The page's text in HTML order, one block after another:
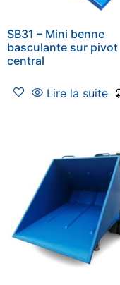
SB31 – Mini benne
basculante sur pivot
central
Lire la suite